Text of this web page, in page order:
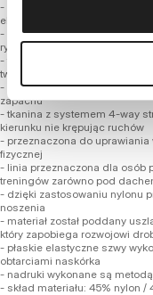
- wykonana z najwyższej
elastycznej przędzy
- znacznie szlachetniejsza
rynku
- termo aktywna i
twojej skóry, powodując
- szybkoschnący materiał
zapachu
- tkanina z systemem 4-way
kierunku nie krępując ruchów
- przeznaczona do
fizycznej
- linia przeznaczona dla osób
treningów zarówno pod
- dzięki zastosowaniu nylonu
noszenia
- materiał został poddany
który zapobiega rozwojowi
- płaskie elastyczne szwy
obtarciami naskórka
- nadruki wykonane są
- skład materiału: 45% nylon